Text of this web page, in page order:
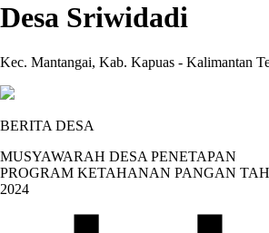
Desa Sriwidadi
Kec. Mantangai, Kab. Kapuas - Kalimantan
BERITA DESA
MUSYAWARAH DESA PENETAPAN
PROGRAM KETAHANAN PANGAN
2024